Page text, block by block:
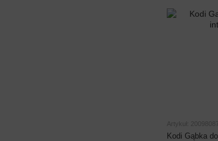
Artykuł: 20098087
Kodi Gąbka